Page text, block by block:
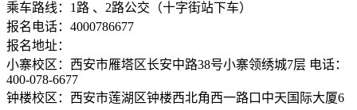
乘车路线：1路 、2路公交（十字街站下车）
报名电话：4000786677
报名地址：
小寨校区：西安市雁塔区长安中路38号小寨领绣城7层 电话：
400-078-6677
钟楼校区：西安市莲湖区钟楼西北角西一路口中天国际大厦6